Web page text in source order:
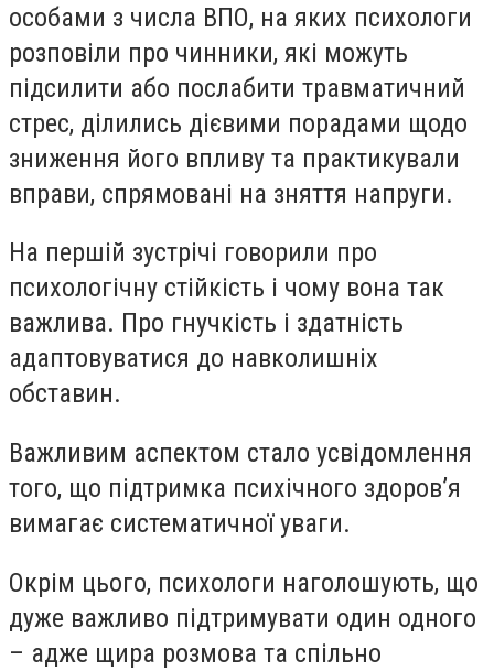
особами з числа ВПО, на яких психологи
розповіли про чинники, які можуть
підсилити або послабити травматичний
стрес, ділились дієвими порадами щодо
зниження його впливу та практикували
вправи, спрямовані на зняття напруги.
На першій зустрічі говорили про
психологічну стійкість і чому вона так
важлива. Про гнучкість і здатність
адаптовуватися до навколишніх
обставин.
Важливим аспектом стало усвідомлення
того, що підтримка психічного здоровʼя
вимагає систематичної уваги.
Окрім цього, психологи наголошують, що
дуже важливо підтримувати один одного
– адже щира розмова та спільно